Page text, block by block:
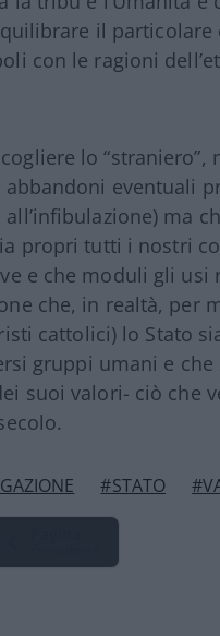
il particolare
con le ragioni
lo
eventuali
ma
propri tutti i nostri
e che moduli gli
che, in realtà, per
cattolici) lo Stato
gruppi umani e che
suoi valori- ciò che
#STATO